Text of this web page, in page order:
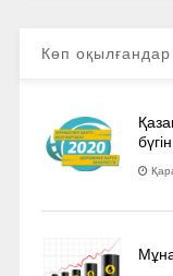
Көп оқылғандар